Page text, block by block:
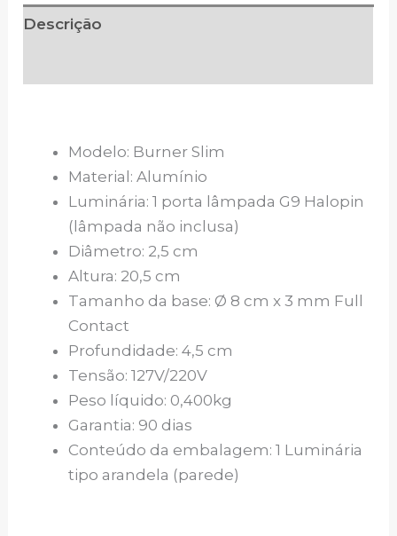
Descrição
Modelo: Burner Slim
Material: Alumínio
Luminária: 1 porta lâmpada G9 Halopin
(lâmpada não inclusa)
Diâmetro: 2,5 cm
Altura: 20,5 cm
Tamanho da base: Ø 8 cm x 3 mm Full
Contact
Profundidade: 4,5 cm
Tensão: 127V/220V
Peso líquido: 0,400kg
Garantia: 90 dias
Conteúdo da embalagem: 1 Luminária
tipo arandela (parede)